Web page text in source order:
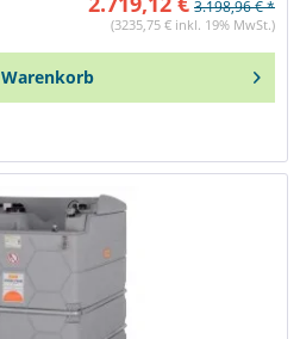
3.198,96 € *
(3235,75 € inkl. 19% MwSt.)
Warenkorb